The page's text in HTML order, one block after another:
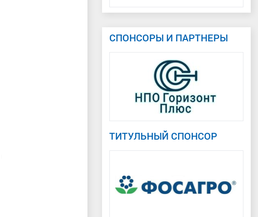
СПОНСОРЫ И ПАРТНЕРЫ
ТИТУЛЬНЫЙ СПОНСОР